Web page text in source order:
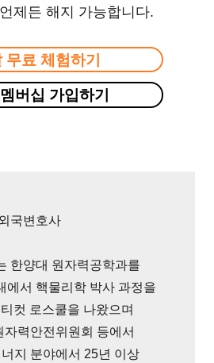
제든 해지 가능합니다.
무료 체험하기
버십 가입하기
국변호사
한양대 원자력공학과를
에서 핵물리학 박사 과정을
컷 로스쿨을 나왔으며
력안전위원회 등에서
지 분야에서 25년 이상